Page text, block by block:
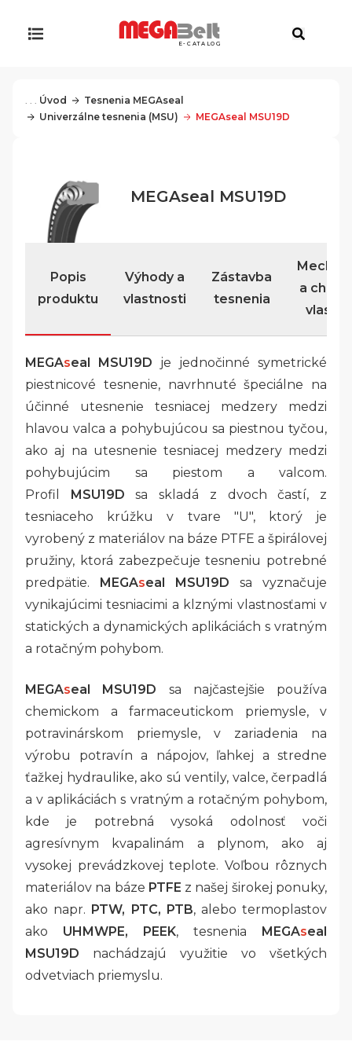
E-CATALOG
. . . Úvod
Tesnenia MEGAseal
Univerzálne tesnenia (MSU)
MEGAseal MSU19D
MEGAseal MSU19D
Popis
produktu
Výhody a
vlastnosti
Zástavba
tesnenia
a
MEGAseal MSU19D je jednočinné symetrické
piestnicové tesnenie, navrhnuté špeciálne na
účinné utesnenie tesniacej medzery medzi
hlavou valca a pohybujúcou sa piestnou tyčou,
ako aj na utesnenie tesniacej medzery medzi
pohybujúcim sa piestom a valcom.
Profil
MSU19D sa skladá z dvoch častí, z
tesniaceho krúžku v tvare "U", ktorý je
vyrobený z materiálov na báze PTFE a špirálovej
pružiny, ktorá zabezpečuje tesneniu potrebné
predpätie.
MEGAseal MSU19D sa vyznačuje
vynikajúcimi tesniacimi a klznými vlastnosťami v
statických a dynamických aplikáciách s vratným
a rotačným pohybom.
MEGAseal MSU19D sa najčastejšie používa
chemickom a farmaceutickom priemysle, v
potravinárskom priemysle, v zariadenia na
výrobu potravín a nápojov, ľahkej a stredne
ťažkej hydraulike, ako sú ventily, valce, čerpadlá
a v aplikáciách s vratným a rotačným pohybom,
kde je potrebná vysoká odolnosť voči
agresívnym kvapalinám a plynom, ako aj
vysokej prevádzkovej teplote. Voľbou rôznych
materiálov na báze PTFE z našej širokej ponuky,
ako napr. PTW, PTC, PTB, alebo termoplastov
ako UHMWPE, PEEK, tesnenia MEGAseal
MSU19D nachádzajú využitie vo všetkých
odvetviach priemyslu.